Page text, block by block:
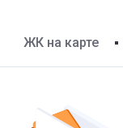
ЖК на карте